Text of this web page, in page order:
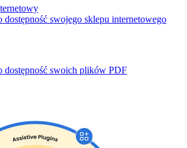
dostępność swojego sklepu internetowego
dostępność swoich plików PDF